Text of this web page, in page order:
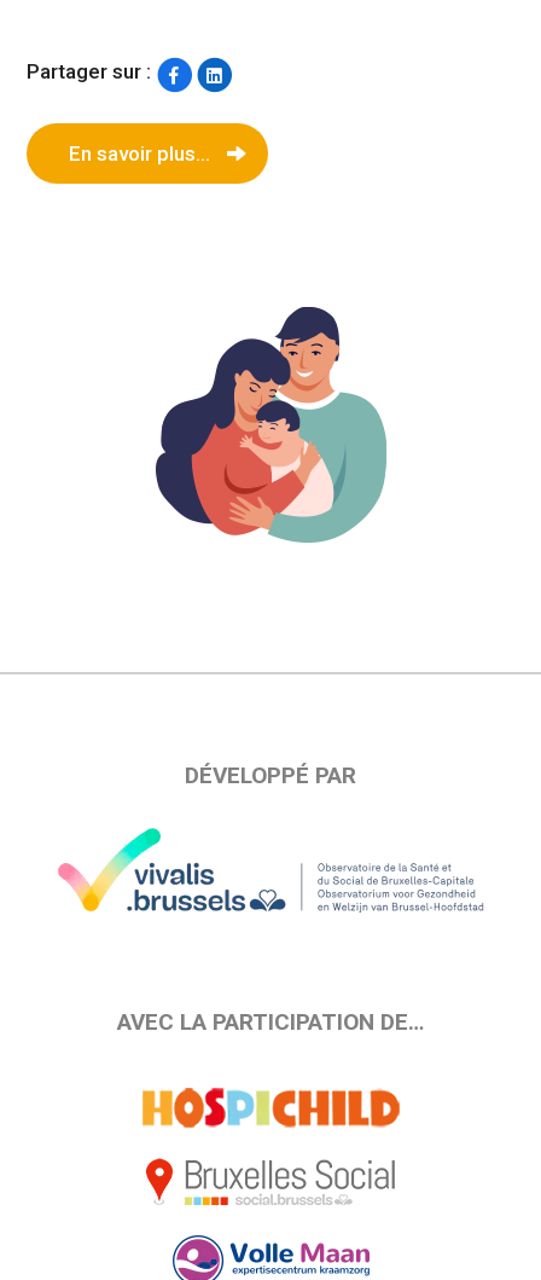
Partager sur :
En savoir plus...
DÉVELOPPÉ PAR
AVEC LA PARTICIPATION DE…